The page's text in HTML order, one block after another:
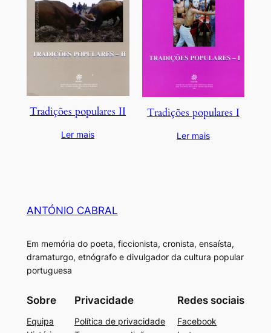
Tradições populares II
Ler mais
Tradições populares I
Ler mais
ANTÓNIO CABRAL
Em memória do poeta, ficcionista, cronista, ensaísta,
dramaturgo, etnógrafo e divulgador da cultura popular
portuguesa
Sobre
Equipa
Privacidade
Política de privacidade
Redes sociais
Facebook